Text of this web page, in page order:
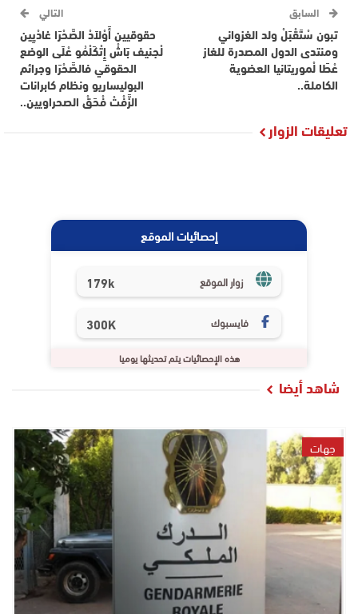
السابق
تبون سْتَقْبَلْ ولد الغزواني
ومنتدى الدول المصدرة للغاز
عْطَا لْموريتانيا العضوية
الكاملة..
التالي
حقوقيين أَوْلاَدْ الصَّحْرَا غادْيِين
لْجنيف بَاشْ إِتْكَلْمُو عْلَى الوضع
الحقوقي فالصَّحْرَا وجرائم
البوليساريو ونظام كابرانات
الزَّفْتْ فْحَقْ الصحراويين..
تعليقات الزوار
إحصائيات الموقع
زوار الموقع 179k
فايسبوك 300K
هذه الإحصائيات يتم تحديثها يوميا
شاهد أيضا
جهات